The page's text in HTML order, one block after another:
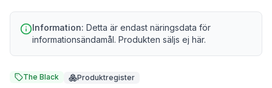
Information: Detta är endast näringsdata för
informationsändamål. Produkten säljs ej här.
The Black Produktregister